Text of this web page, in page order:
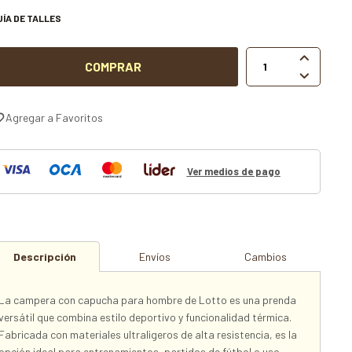
DE TALLES
COMPRAR


Ver medios de pago
Descripción Envíos Cambios
campera con capucha para hombre de Lotto es una prenda
que combina estilo deportivo y funcionalidad térmica.
con materiales ultraligeros de alta resistencia, es la